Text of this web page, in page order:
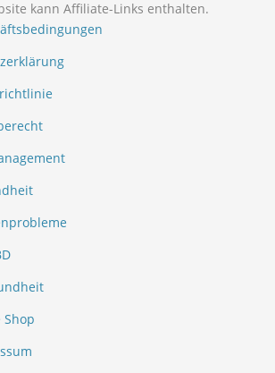
kann Affiliate-Links enthalten.